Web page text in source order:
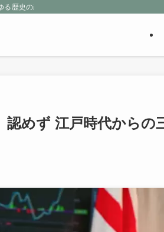
歴史の産物に包まれる魅惑の世界を探求しよ
認めず 江戸時代からの